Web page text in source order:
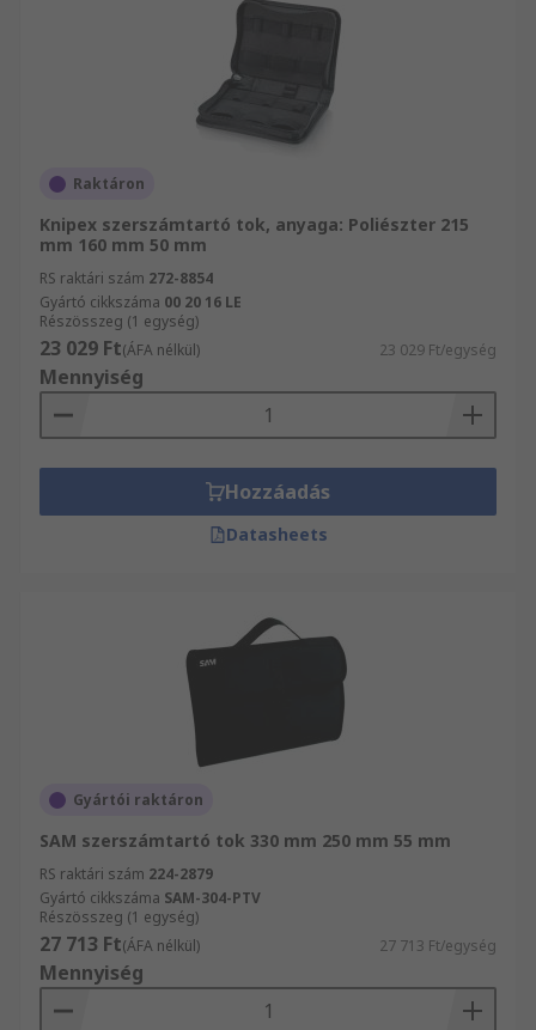
Raktáron
Knipex szerszámtartó tok, anyaga: Poliészter 215
mm 160 mm 50 mm
RS raktári szám 272-8854
Gyártó cikkszáma 00 20 16 LE
Részösszeg (1 egység)
23 029 Ft(ÁFA nélkül) 23 029 Ft/egység
Mennyiség
Hozzáadás
Datasheets
Gyártói raktáron
SAM szerszámtartó tok 330 mm 250 mm 55 mm
RS raktári szám 224-2879
Gyártó cikkszáma SAM-304-PTV
Részösszeg (1 egység)
27 713 Ft(ÁFA nélkül) 27 713 Ft/egység
Mennyiség